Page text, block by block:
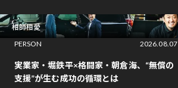
相師相愛
PERSON
2026.08.07
実業家・堀鉄平×格闘家・朝倉海、“無償の
支援”が生む成功の循環とは